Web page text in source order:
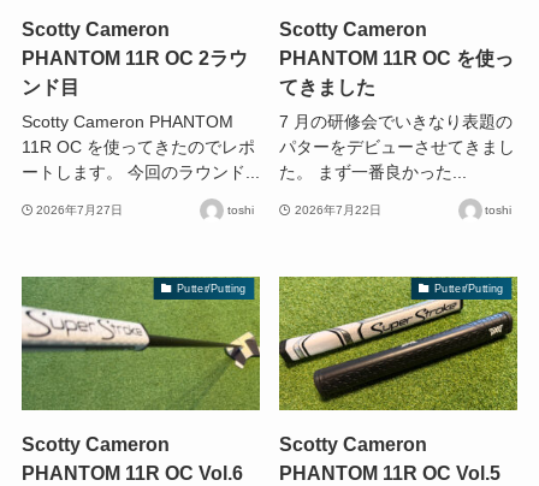
Scotty Cameron
PHANTOM 11R OC 2ラウ
ンド目
Scotty Cameron PHANTOM
11R OC を使ってきたのでレポ
ートします。 今回のラウンド...
2026年7月27日 toshi
Scotty Cameron
PHANTOM 11R OC を使っ
てきました
7 月の研修会でいきなり表題の
パターをデビューさせてきまし
た。 まず一番良かった...
2026年7月22日 toshi
Putter/Putting
Scotty Cameron
PHANTOM 11R OC Vol.6
Putter/Putting
Scotty Cameron
PHANTOM 11R OC Vol.5